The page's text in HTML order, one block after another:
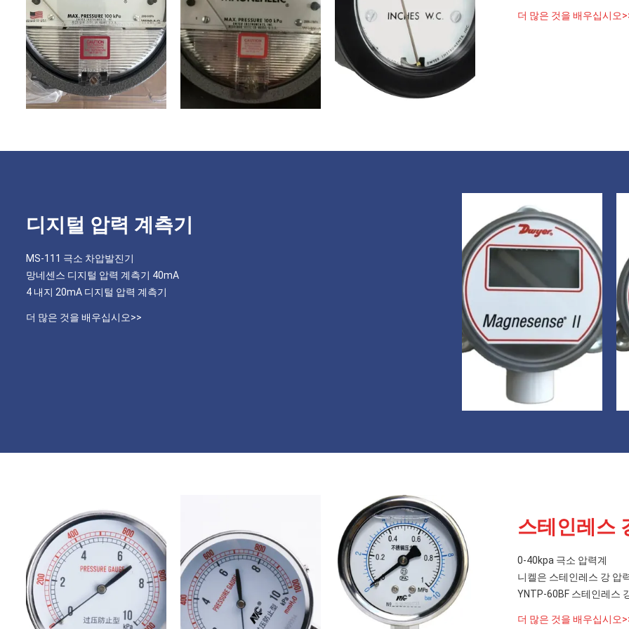
더 많은 것을 배우십시오
디지털 압력 계측기
MS-111 극소 차압발진기
망네센스 디지털 압력 계측기 40mA
4 내지 20mA 디지털 압력 계측기
더 많은 것을 배우십시오>>
스테인레스
0-40kpa 극소 압력계
니켈은 스테인레스 강 압
YNTP-60BF 스테인레스
더 많은 것을 배우십시오